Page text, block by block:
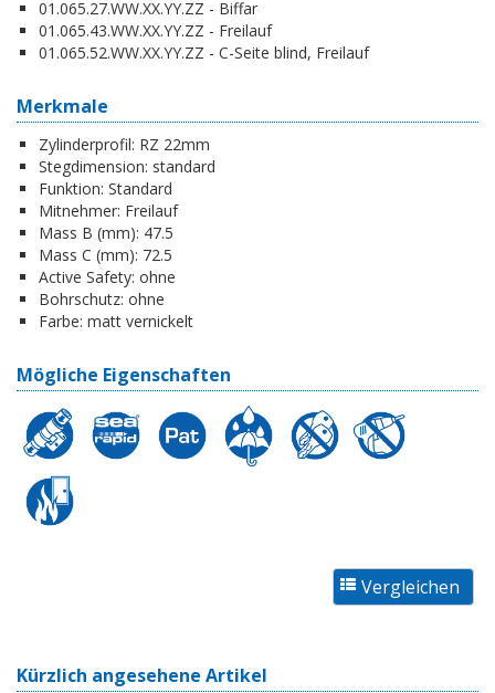
01.065.27.WW.XX.YY.ZZ - Biffar
01.065.43.WW.XX.YY.ZZ - Freilauf
01.065.52.WW.XX.YY.ZZ - C-Seite blind, Freilauf
Merkmale
Zylinderprofil: RZ 22mm
Stegdimension: standard
Funktion: Standard
Mitnehmer: Freilauf
Mass B (mm): 47.5
Mass C (mm): 72.5
Active Safety: ohne
Bohrschutz: ohne
Farbe: matt vernickelt
Mögliche Eigenschaften
Kürzlich angesehene Artikel